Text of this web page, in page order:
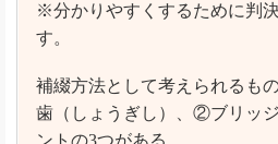
※分かりやすくするために判
す。
補綴方法として考えられるも
歯（しょうぎし）、②ブリッ